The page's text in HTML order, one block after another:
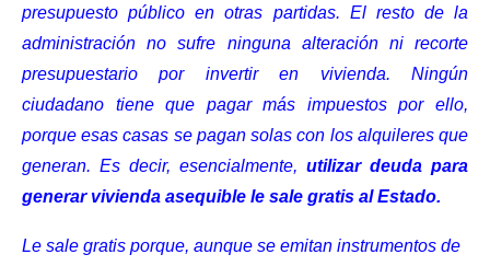
presupuesto público en otras partidas. El resto de la
administración no sufre ninguna alteración ni recorte
presupuestario por invertir en vivienda. Ningún
ciudadano tiene que pagar más impuestos por ello,
porque esas casas se pagan solas con los alquileres que
generan. Es decir, esencialmente, utilizar deuda para
generar vivienda asequible le sale gratis al Estado.
Le sale gratis porque, aunque se emitan instrumentos de